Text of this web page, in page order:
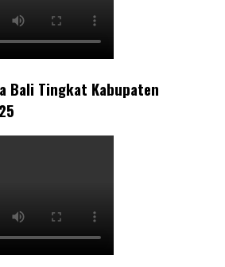
Bali Tingkat Kabupaten